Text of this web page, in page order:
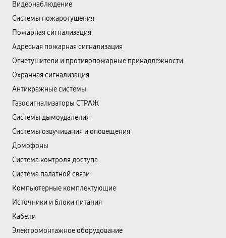
Видеонаблюдение
Системы пожаротушения
Пожарная сигнализация
Адресная пожарная сигнализация
Огнетушители и противопожарные принадлежности
Охранная сигнализация
Антикражные системы
Газосигнализаторы СТРАЖ
Системы дымоудаления
Системы озвучивания и оповещения
Домофоны
Система контроля доступа
Система палатной связи
Компьютерные комплектующие
Источники и блоки питания
Кабели
Электромонтажное оборудование